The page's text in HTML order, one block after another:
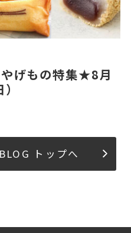
げもの特集★8月
トップへ